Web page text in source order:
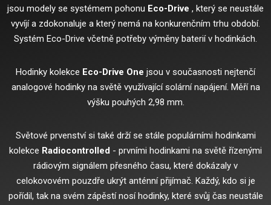
jsou modely se systémem pohonu Eco-Drive , který se neustále
vyvíjí a zdokonaluje a který nemá na konkurenčním trhu období.
Systém Eco-Drive včetně potřeby výměny baterií v hodinkách.
Hodinky kolekce Eco-Drive One jsou v současnosti nejtenčí
analogové hodinky na světě využívající solární napájení. Měří na
výšku pouhých 2,98 mm.
Světové prvenství si také drží se stále populárními hodinkami
kolekce Radiocontrolled - prvními hodinkami na světě řízenými
rádiovým signálem přesného času, které dokázaly v
celokovovém pouzdře ukrýt anténní přijímač. Každý, kdo si je
pořídil, tak na svém zápěstí nosí hodinky, které svůj čas neustále